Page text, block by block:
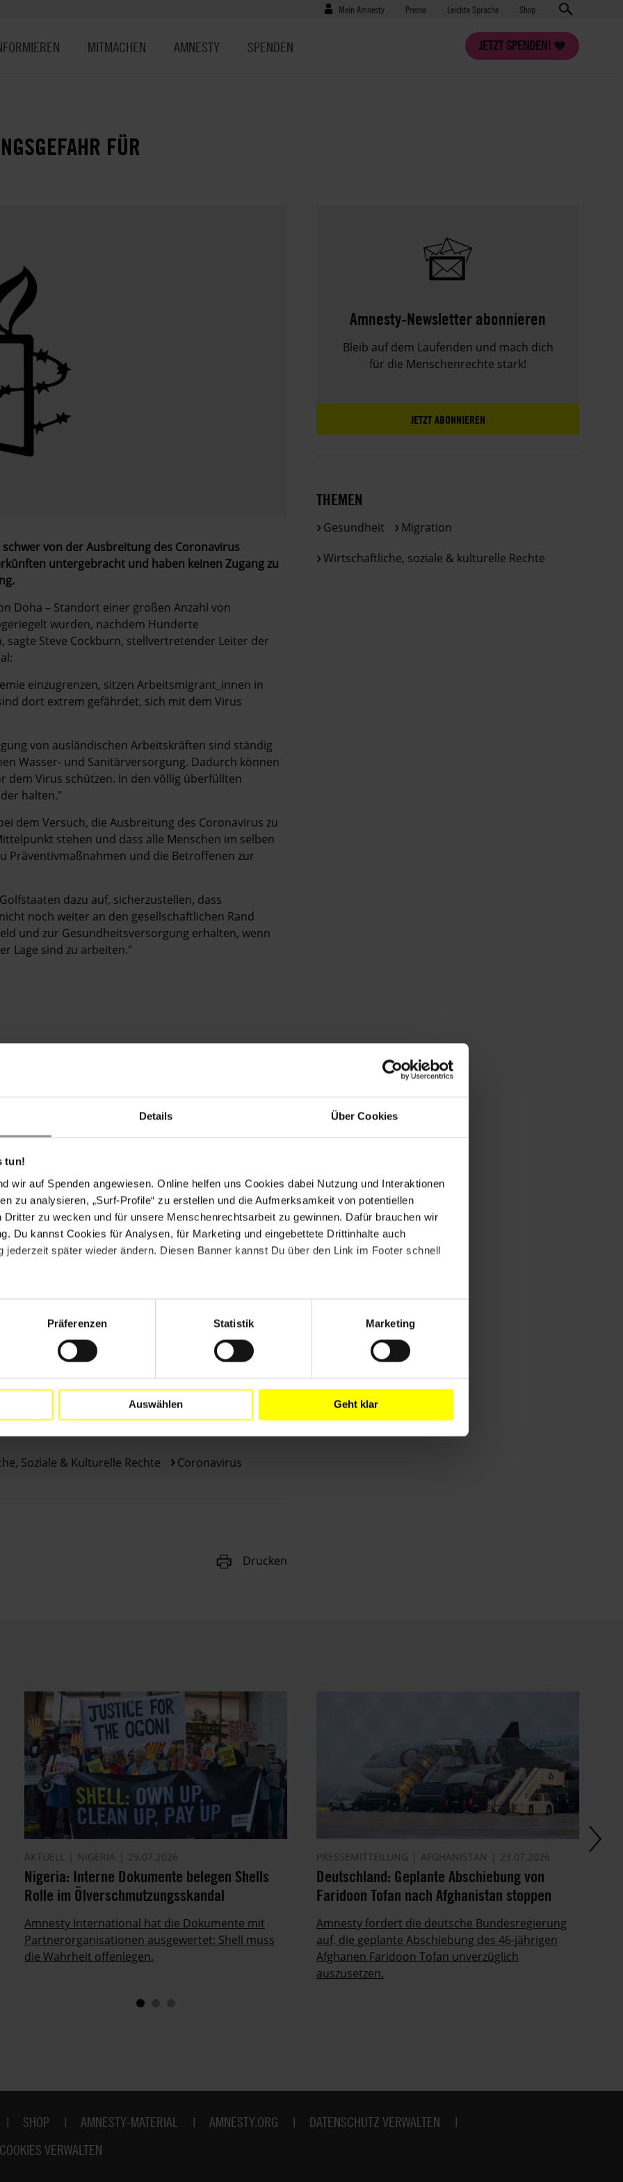
Details Über Cookies
tun!
wir auf Spenden angewiesen. Online helfen uns Cookies dabei Nutzung und Interaktionen
zu analysieren, „Surf-Profile“ zu erstellen und die Aufmerksamkeit von potentiellen
Dritter zu wecken und für unsere Menschenrechtsarbeit zu gewinnen. Dafür brauchen wir
Du kannst Cookies für Analysen, für Marketing und eingebettete Drittinhalte auch
jederzeit später wieder ändern. Diesen Banner kannst Du über den Link im Footer schnell
Präferenzen Statistik Marketing
Auswählen Geht klar
Benutzermenü
Mein Amnesty Presse
Presse Leichte Sprache Shop
JETZT SPENDEN!
MITMACHEN AMNESTY SPENDEN
FÜR
von der Ausbreitung des Coronavirus
untergebracht und haben keinen Zugang zu
Doha – Standort einer großen Anzahl von
wurden, nachdem Hunderte
Steve Cockburn, stellvertretender Leiter der
einzugrenzen, sitzen Arbeitsmigrant_innen in
dort extrem gefährdet, sich mit dem Virus
von ausländischen Arbeitskräften sind ständig
Wasser- und Sanitärversorgung. Dadurch können
dem Virus schützen. In den völlig überfüllten
halten."
dem Versuch, die Ausbreitung des Coronavirus zu
stehen und dass alle Menschen im selben
Präventivmaßnahmen und die Betroffenen zur
dazu auf, sicherzustellen, dass
noch weiter an den gesellschaftlichen Rand
und zur Gesundheitsversorgung erhalten, wenn
Lage sind zu arbeiten."
Dort sind große Gruppen ausländischer
Sie schlafen in Stockbetten in überfüllten
zum Teil weder Strom noch fließendes Wasser.
für die Ausrichtung der Fußballweltmeisterschaft
sprunghaft angestiegen. Sie kommen aus
im Baugewerbe, im Hotel- und Gaststättengewerbe
stellen 95% der erwerbstätigen Bevölkerung Katars.
an Rechten der ausländischen Arbeitskräfte im
Katars dokumentiert .
in Katar
Soziale & Kulturelle Rechte Coronavirus
Drucken
Amnesty-Newsletter abonnieren
Bleib auf dem Laufenden und mach dich
für die Menschenrechte stark!
JETZT ABONNIEREN
THEMEN
Gesundheit
Migration
Wirtschaftliche, soziale & kulturelle Rechte
AKTUELL NIGERIA 29.07.2026
Nigeria: Interne Dokumente belegen Shells
Rolle im Ölverschmutzungsskandal
Amnesty International hat die Dokumente mit
Partnerorganisationen ausgewertet: Shell muss
die Wahrheit offenlegen.
PRESSEMITTEILUNG AFGHANISTAN 23.07.2026
Deutschland: Geplante Abschiebung von
Faridoon Tofan nach Afghanistan stoppen
Amnesty fordert die deutsche Bundesregierung
auf, die geplante Abschiebung des 46-jährigen
Afghanen Faridoon Tofan unverzüglich
auszusetzen.
SHOP AMNESTY-MATERIAL AMNESTY.ORG
DATENSCHUTZ VERWALTEN
COOKIES VERWALTEN